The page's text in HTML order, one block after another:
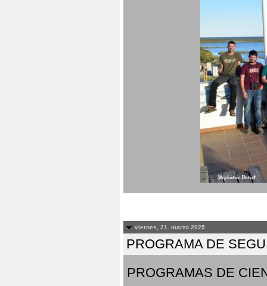
viernes, 21. marzo 2025
PROGRAMA DE
PROGRAMAS DE